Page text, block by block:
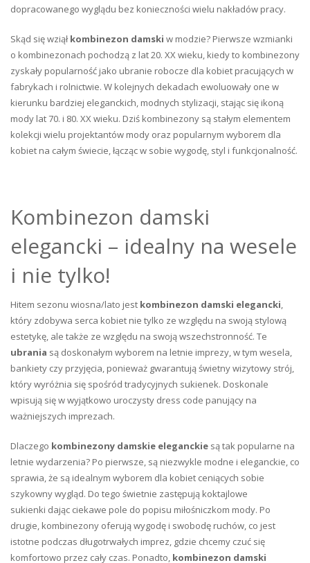
dopracowanego wyglądu bez konieczności wielu nakładów pracy.
Skąd się wziąłkombinezon damski w modzie? Pierwsze wzmianki
o kombinezonach pochodzą z lat 20. XX wieku, kiedy to kombinezony
zyskały popularność jako ubranie robocze dla kobiet pracujących w
fabrykach i rolnictwie. W kolejnych dekadach ewoluowały one w
kierunku bardziej eleganckich, modnych stylizacji, stając się ikoną
mody lat 70. i 80. XX wieku. Dziś kombinezony są stałym elementem
kolekcji wielu projektantów mody oraz popularnym wyborem dla
kobiet na całym świecie, łącząc w sobie wygodę, styl i funkcjonalność.
Kombinezon damski
elegancki – idealny na wesele
i nie tylko!
Hitem sezonu wiosna/lato jest kombinezon damski elegancki,
który zdobywa serca kobiet nie tylko ze względu na swoją stylową
estetykę, ale także ze względu na swoją wszechstronność. Te
ubrania są doskonałym wyborem na letnie imprezy, w tym wesela,
bankiety czy przyjęcia, ponieważ gwarantują świetny wizytowy strój,
który wyróżnia się spośród tradycyjnych sukienek. Doskonale
wpisują się w wyjątkowo uroczysty dress code panujący na
ważniejszych imprezach.
Dlaczego kombinezony damskie eleganckie są tak popularne na
letnie wydarzenia? Po pierwsze, są niezwykle modne i eleganckie, co
sprawia, że są idealnym wyborem dla kobiet ceniących sobie
szykowny wygląd. Do tego świetnie zastępują koktajlowe
sukienki dając ciekawe pole do popisu miłośniczkom mody. Po
drugie, kombinezony oferują wygodę i swobodę ruchów, co jest
istotne podczas długotrwałych imprez, gdzie chcemy czuć się
komfortowo przez cały czas. Ponadto, kombinezon damski